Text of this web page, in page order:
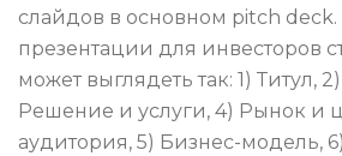
слайдов в основном pitch
презентации для инвесторов
может выглядеть так: 1) Титул,
Решение и услуги, 4) Рынок и
аудитория, 5) Бизнес-модель,